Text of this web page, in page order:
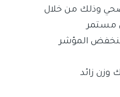
صحي وذلك من خلال
مستمر
منخفض المؤشر
وزن زائد